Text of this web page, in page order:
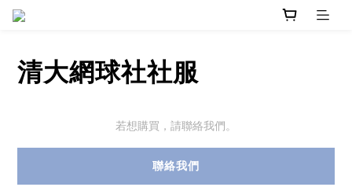
清大網球社社服
若想購買，請聯絡我們。
聯絡我們